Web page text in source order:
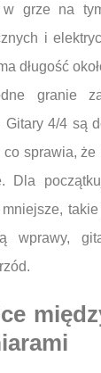
w grze na
i
długość
granie
4/4 są
sprawia, że
Dla
wprawy,